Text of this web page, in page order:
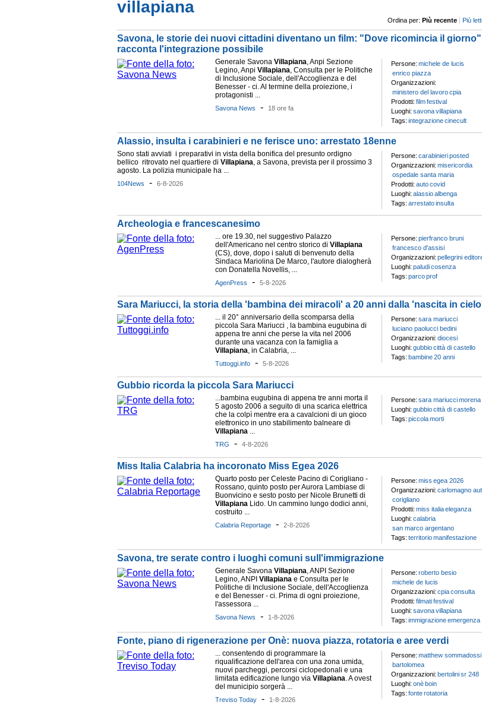
villapiana
Ordina per: Più recente Più
Savona, le storie dei nuovi cittadini diventano un film: "Dove ricomincia il giorno"
racconta l'integrazione possibile
Generale Savona Villapiana, Anpi Sezione
Legino, Anpi Villapiana, Consulta per le Politiche
di Inclusione Sociale, dell'Accoglienza e del
Benesser - ci. Al termine della proiezione, i
protagonisti ...
Savona News - 18 ore fa
Persone: michele de lucis
enrico piazza
Organizzazioni:
ministero del lavorocpia
Prodotti: filmfestival
Luoghi: savonavillapiana
Tags: integrazionecinecult
Alassio, insulta i carabinieri e ne ferisce uno: arrestato 18enne
Sono stati avviati i preparativi in vista della bonifica del presunto ordigno
bellico ritrovato nel quartiere di Villapiana, a Savona, prevista per il prossimo 3
agosto. La polizia municipale ha ...
104News - 6-8-2026
Persone: carabinieriposted
Organizzazioni: misericordia
ospedale santa maria
Prodotti: autocovid
Luoghi: alassioalbenga
Tags: arrestatoinsulta
Archeologia e francescanesimo
... ore 19.30, nel suggestivo Palazzo
dell'Americano nel centro storico di Villapiana
(CS), dove, dopo i saluti di benvenuto della
Sindaca Mariolina De Marco, l'autore dialogherà
con Donatella Novellis, ...
AgenPress - 5-8-2026
Persone: pierfranco bruni
francesco d'assisi
Organizzazioni: pellegrini
Luoghi: paludicosenza
Tags: parcoprof
Sara Mariucci, la storia della 'bambina dei miracoli' a 20 anni dalla 'nascita in
... il 20° anniversario della scomparsa della
piccola Sara Mariucci , la bambina eugubina di
appena tre anni che perse la vita nel 2006
durante una vacanza con la famiglia a
Villapiana, in Calabria, ...
Tuttoggi.info - 5-8-2026
Persone: sara mariucci
luciano paolucci bedini
Organizzazioni: diocesi
Luoghi: gubbiocittà di castello
Tags: bambine20 anni
Gubbio ricorda la piccola Sara Mariucci
...bambina eugubina di appena tre anni morta il
5 agosto 2006 a seguito di una scarica elettrica
che la colpì mentre era a cavalcioni di un gioco
elettronico in uno stabilimento balneare di
Villapiana ...
TRG - 4-8-2026
Persone: sara mariuccimorena
Luoghi: gubbiocittà di castello
Tags: piccolamorti
Miss Italia Calabria ha incoronato Miss Egea 2026
Quarto posto per Celeste Pacino di Corigliano -
Rossano, quinto posto per Aurora Lambiase di
Buonvicino e sesto posto per Nicole Brunetti di
Villapiana Lido. Un cammino lungo dodici anni,
costruito ...
Calabria Reportage - 2-8-2026
Persone: miss egea 2026
Organizzazioni: carlomagno
corigliano
Prodotti: miss italiaeleganza
Luoghi: calabria
san marco argentano
Tags: territoriomanifestazione
Savona, tre serate contro i luoghi comuni sull'immigrazione
Generale Savona Villapiana, ANPI Sezione
Legino, ANPI Villapiana e Consulta per le
Politiche di Inclusione Sociale, dell'Accoglienza
e del Benesser - ci. Prima di ogni proiezione,
l'assessora ...
Savona News - 1-8-2026
Persone: roberto besio
michele de lucis
Organizzazioni: cpiaconsulta
Prodotti: filmatifestival
Luoghi: savonavillapiana
Tags: immigrazioneemergenza
Fonte, piano di rigenerazione per Onè: nuova piazza, rotatoria e aree verdi
... consentendo di programmare la
riqualificazione dell'area con una zona umida,
nuovi parcheggi, percorsi ciclopedonali e una
limitata edificazione lungo via Villapiana. A ovest
del municipio sorgerà ...
Treviso Today - 1-8-2026
Persone: matthew sommadossi
bartolomea
Organizzazioni: bertolinisr 248
Luoghi: onèboin
Tags: fonterotatoria